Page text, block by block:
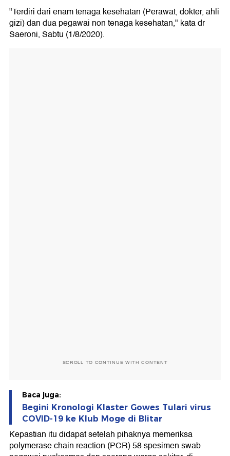
"Terdiri dari enam tenaga kesehatan (Perawat, dokter, ahli
gizi) dan dua pegawai non tenaga kesehatan," kata dr
Saeroni, Sabtu (1/8/2020).
SCROLL TO CONTINUE WITH CONTENT
Baca juga:
Begini Kronologi Klaster Gowes Tulari virus
COVID-19 ke Klub Moge di Blitar
Kepastian itu didapat setelah pihaknya memeriksa
polymerase chain reaction (PCR) 58 spesimen swab